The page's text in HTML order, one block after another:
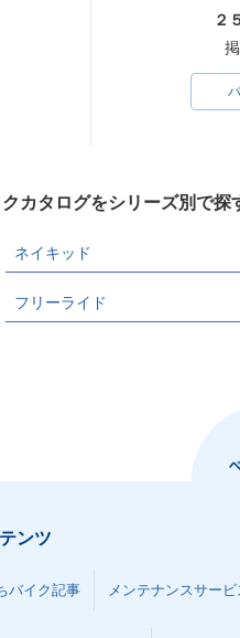
２
カタログをシリーズ別で探
ネイキッド
フリーライド
ンツ
バイク記事 メンテナンスサー